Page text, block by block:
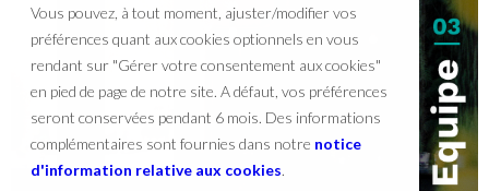
Vous pouvez, à tout moment, ajuster/modifier vos
préférences quant aux cookies optionnels en vous
rendant sur "Gérer votre consentement aux cookies"
en pied de page de notre site. A défaut, vos préférences
seront conservées pendant 6 mois. Des informations
complémentaires sont fournies dans notre notice
d'information relative aux cookies.